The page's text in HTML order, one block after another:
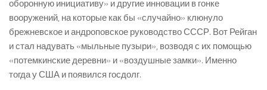
оборонную инициативу» и другие инновации в гонке
вооружений, на которые как бы «случайно» клюнуло
брежневское и андроповское руководство СССР. Вот Рейган
и стал надувать «мыльные пузыри», возводя с их помощью
«потемкинские деревни» и «воздушные замки». Именно
тогда у США и появился госдолг.